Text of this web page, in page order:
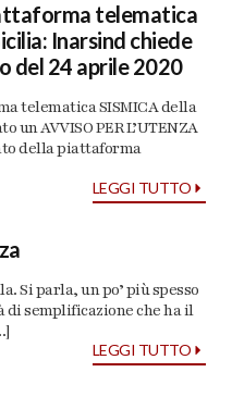
telematica
Inarsind chiede
del 24 aprile 2020
telematica SISMICA della
un AVVISO PER L’UTENZA
della piattaforma
LEGGI TUTTO
Si parla, un po’ più spesso
semplificazione che ha il
LEGGI TUTTO